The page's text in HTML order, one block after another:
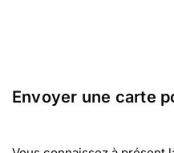
Envoyer une carte